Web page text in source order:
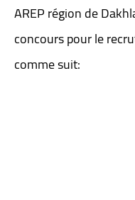
AREP région de
concours pour le
comme suit: